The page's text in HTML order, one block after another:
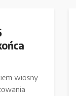
wiosny